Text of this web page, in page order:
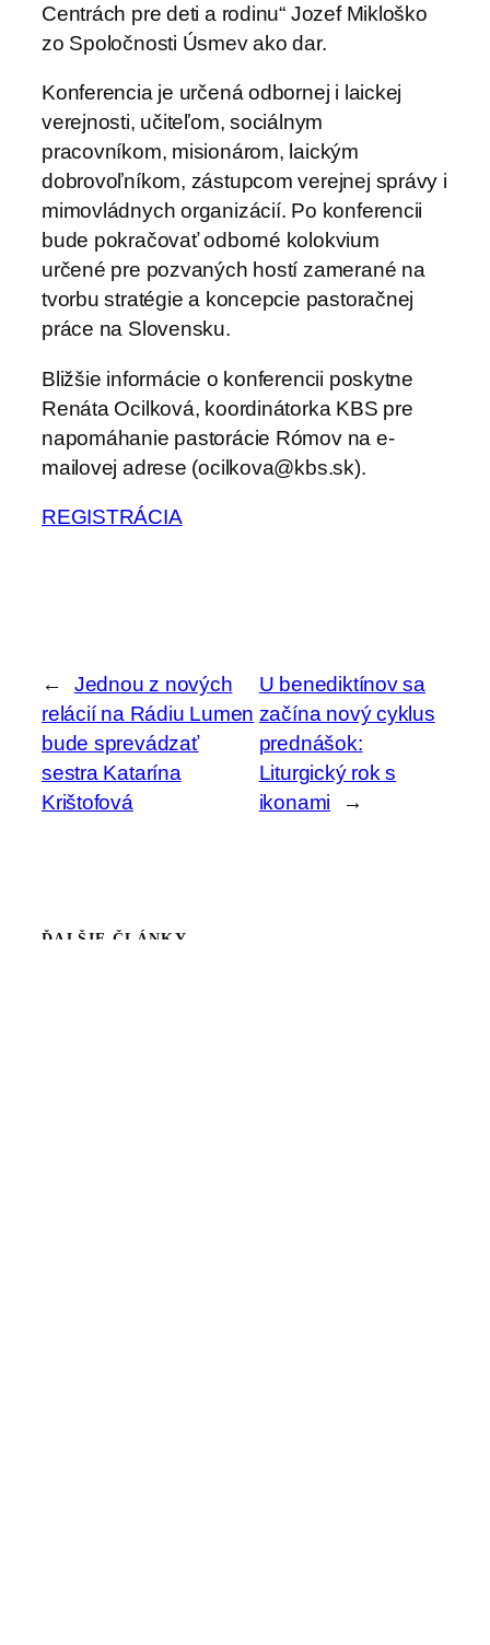
Centrách pre deti a rodinu“ Jozef Mikloško
zo Spoločnosti Úsmev ako dar.
Konferencia je určená odbornej i laickej
verejnosti, učiteľom, sociálnym
pracovníkom, misionárom, laickým
dobrovoľníkom, zástupcom verejnej správy i
mimovládnych organizácií. Po konferencii
bude pokračovať odborné kolokvium
určené pre pozvaných hostí zamerané na
tvorbu stratégie a koncepcie pastoračnej
práce na Slovensku.
Bližšie informácie o konferencii poskytne
Renáta Ocilková, koordinátorka KBS pre
napomáhanie pastorácie Rómov na e-
mailovej adrese (ocilkova@kbs.sk).
REGISTRÁCIA
←
Jednou z nových
relácií na Rádiu Lumen
bude sprevádzať
sestra Katarína
Krištofová
U benediktínov sa
začína nový cyklus
prednášok:
Liturgický rok s
ikonami
→
ĎALŠIE ČLÁNKY